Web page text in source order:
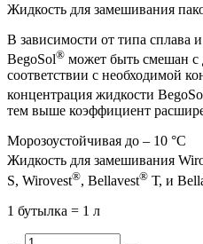
Жидкость для замешивания
В зависимости от типа сплава
BegoSol® может быть cмешан с
cоответствии с необходимой
концентрация жидкости
тем выше коэффициент
Морозоустойчивая до – 10 °С
Жидкость для замешивания
S, Wirovest®, Bellavest® Т, и
1 бутылка = 1 л